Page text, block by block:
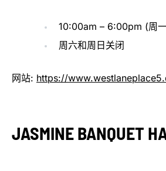
10:00am – 6:00pm (周
周六和周日关闭
网站: https://
JASMINE BANQUET